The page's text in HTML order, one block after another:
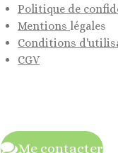
Politique de
Mentions légales
Conditions
CGV
Me contacter